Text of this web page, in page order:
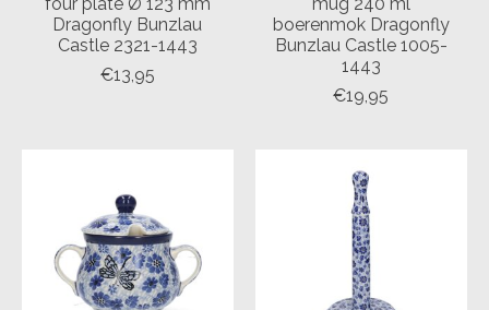
four plate Ø 123 mm
Dragonfly Bunzlau
Castle 2321-1443
€13,95
mug 240 ml
boerenmok Dragonfly
Bunzlau Castle 1005-
1443
€19,95